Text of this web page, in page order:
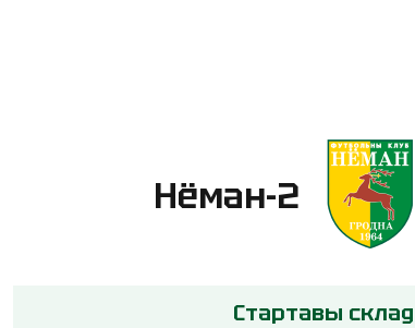
Нёман-2
Стартавы склад